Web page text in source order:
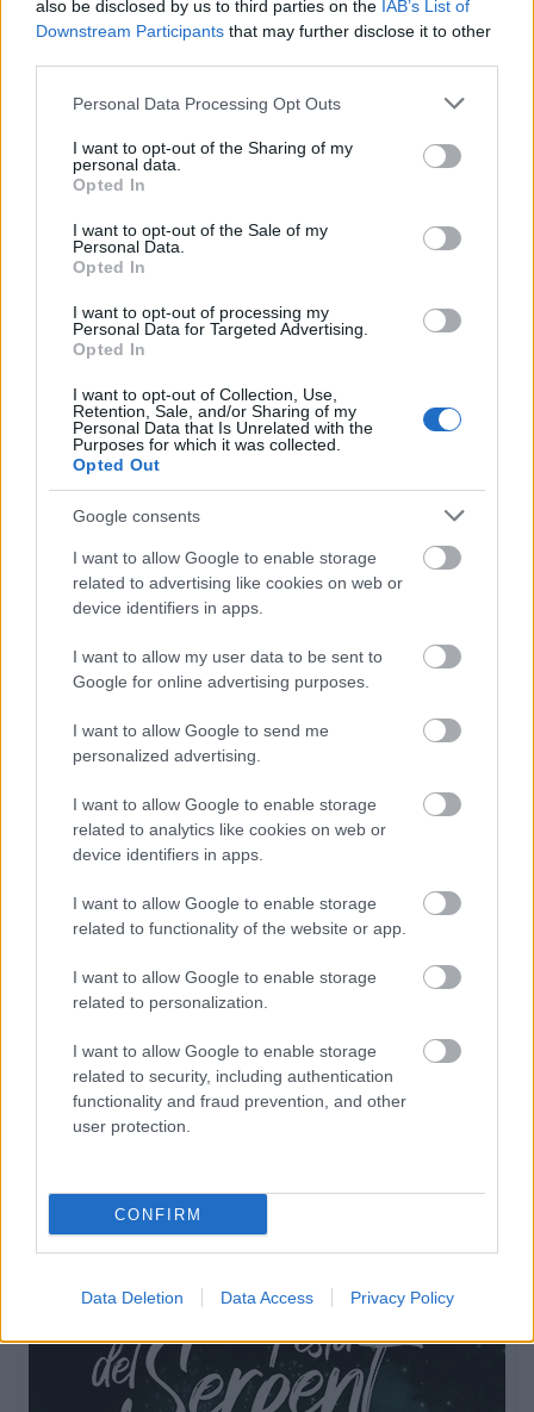
also be disclosed by us to third parties on the IAB’s List of
Downstream Participants that may further disclose it to other
Please note that this website/app uses one or more Google
not limited to your visit or usage behaviour. You may click to
grant or deny consent to Google and its third-party tags to
use your data for below specified purposes in below Google
consent section.
Personal Data Processing Opt Outs
I want to opt-out of the Sharing of my
personal data.
Opted In
I want to opt-out of the Sale of my
Personal Data.
Opted In
I want to opt-out of processing my
Personal Data for Targeted Advertising.
Opted In
I want to opt-out of Collection, Use,
Retention, Sale, and/or Sharing of my
Personal Data that Is Unrelated with the
Purposes for which it was collected.
Opted Out
Google consents
I want to allow Google to enable storage
related to advertising like cookies on web or
device identifiers in apps.
I want to allow my user data to be sent to
Google for online advertising purposes.
I want to allow Google to send me
personalized advertising.
I want to allow Google to enable storage
related to analytics like cookies on web or
device identifiers in apps.
I want to allow Google to enable storage
related to functionality of the website or app.
I want to allow Google to enable storage
related to personalization.
I want to allow Google to enable storage
related to security, including authentication
functionality and fraud prevention, and other
user protection.
CONFIRM
Data Deletion Data Access Privacy Policy